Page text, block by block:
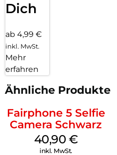
Dich
ab 4,99 €
inkl. MwSt.
Mehr
erfahren
Ähnliche Produkte
Fairphone 5 Selfie
Camera Schwarz
40,90 €
inkl. MwSt.